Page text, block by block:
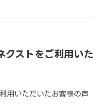
クストをご利用いた
用いただいたお客様の声